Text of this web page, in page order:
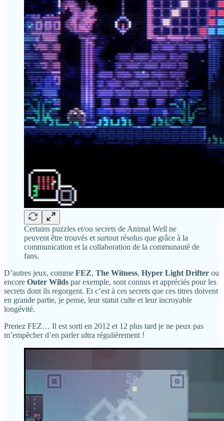
Certains puzzles et/ou secrets de Animal Well ne
peuvent être trouvés et surtout résolus que grâce à la
communication et la collaboration de la communauté de
fans.
D’autres jeux, comme FEZ, The Witness, Hyper Light Drifter ou
encore Outer Wilds par exemple, sont connus et appréciés pour les
secrets dont ils regorgent. Et c’est à ces secrets que ces titres doivent
en grande partie, je pense, leur statut culte et leur incroyable
longévité.
Prenez FEZ… Il est sorti en 2012 et 12 plus tard je ne peux pas
m’empêcher d’en parler ultra régulièrement !